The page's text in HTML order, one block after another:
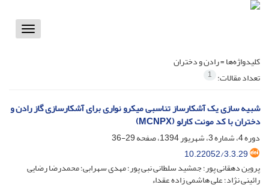
Toggle
کلیدواژه‌ها =رادن و دختران
تعداد مقالات: 1
شبیه سازی یک آشکارساز تناسبی میکرو نواری برای آشکارسازی گاز رادن و
دختران با کد مونت کارلو (MCNPX)
دوره 4، شماره 3، شهریور 1394، صفحه
29-36
10.22052/3.3.29
پروین دهقانی پور؛ جمشید سلطانی نبی پور؛ مهدی سهرابی؛ محمدرضا رضایی
رائینی نژاد؛ علی هاشمی زاده عقداء